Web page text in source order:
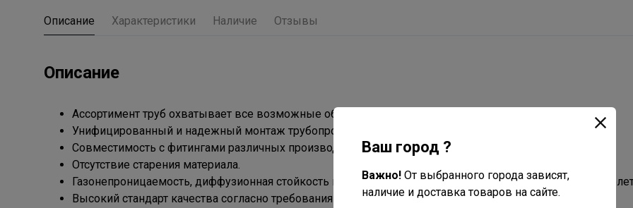
Описание Характеристики Наличие Отзывы
Описание
Ассортимент труб охватывает все возможные области применения.
Унифицированный и надежный монтаж трубопроводных систем.
Совместимость с фитингами различных производителей.
Отсутствие старения материала.
Газонепроницаемость, диффузионная стойкость к кислороду, устойчивость к воздействию
Высокий стандарт качества согласно требованиям европейских норм и сводов правил.
Ваш город ?
Важно! От выбранного города зависят,
наличие и доставка товаров на сайте.